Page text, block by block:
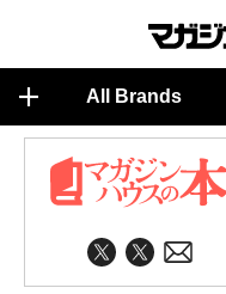
All Brands